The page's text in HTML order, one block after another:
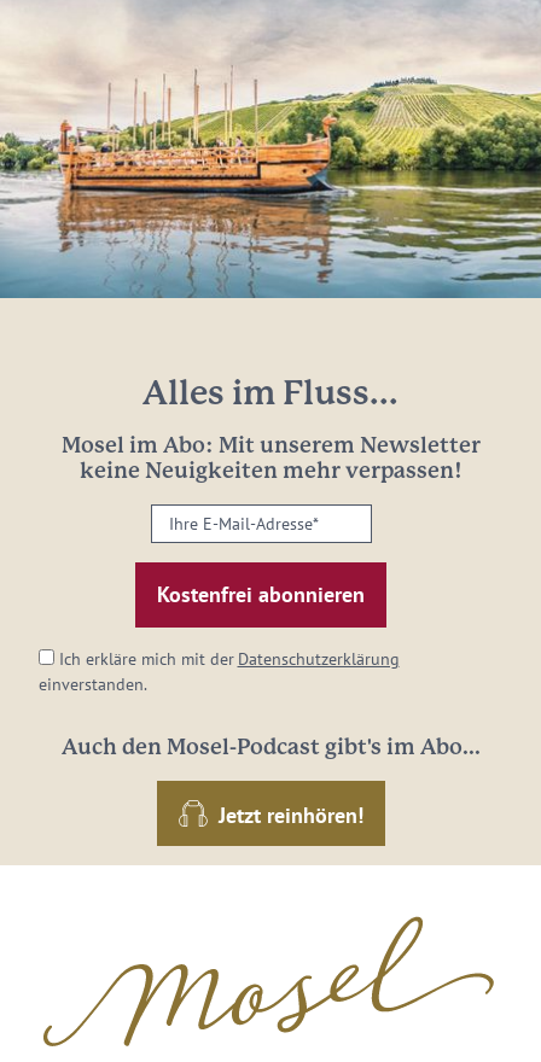
Alles im Fluss...
Mosel im Abo: Mit unserem Newsletter
keine Neuigkeiten mehr verpassen!
Ihre
E-
Mail-
Adresse:
Ich erkläre mich mit der Datenschutzerklärung
einverstanden.
Auch den Mosel-Podcast gibt's im Abo...
Jetzt reinhören!